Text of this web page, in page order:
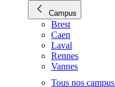
Campus
Brest
Caen
Laval
Rennes
Vannes
Tous nos campus